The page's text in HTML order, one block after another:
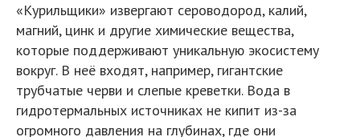
«Курильщики» извергают сероводород, калий,
магний, цинк и другие химические вещества,
которые поддерживают уникальную экосистему
вокруг. В неё входят, например, гигантские
трубчатые черви и слепые креветки. Вода в
гидротермальных источниках не кипит из-за
огромного давления на глубинах, где они